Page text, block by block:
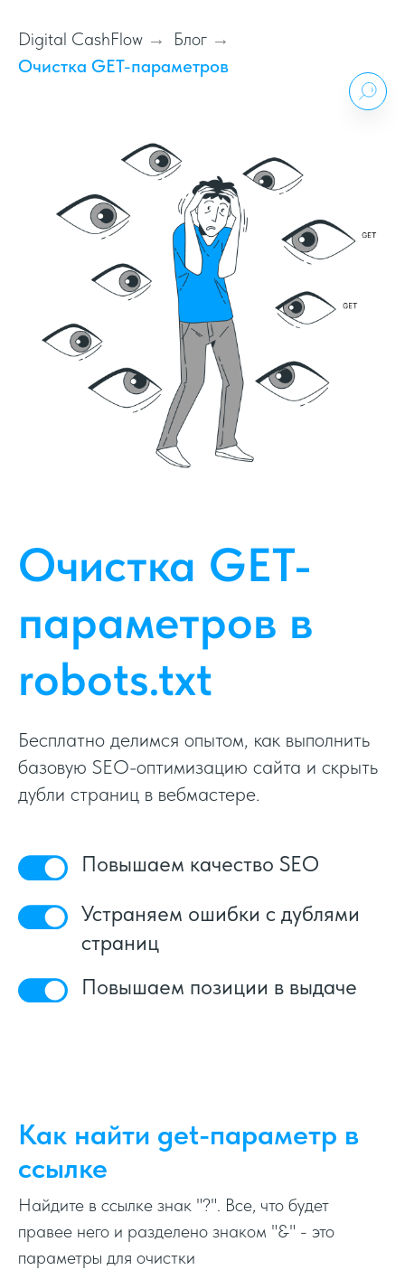
Digital CashFlow → Блог →
Очистка GET-параметров
Очистка GET-
параметров в
robots.txt
Бесплатно делимся опытом, как выполнить
базовую SEO-оптимизацию сайта и скрыть
дубли страниц в вебмастере.
Повышаем качество SEO
Устраняем ошибки с дублями
страниц
Повышаем позиции в выдаче
Как найти get-параметр в
ссылке
Найдите в ссылке знак "?". Все, что будет
правее него и разделено знаком "&" - это
параметры для очистки